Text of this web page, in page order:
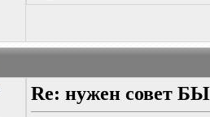
Re: нужен совет